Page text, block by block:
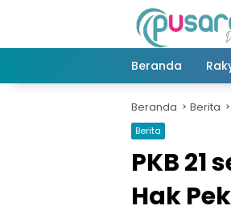
Beranda
Beranda Berita
Berita
PKB
Hak